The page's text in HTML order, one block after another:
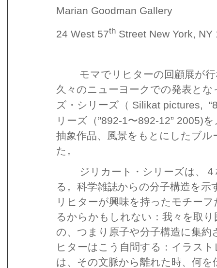
Marian Goodman Gallery
24 West 57th Street New York, NY
モマでリヒターの回顧展が
久々のニューヨークでの発表と
ズ・シリーズ（ Silikat pictures,
リーズ（”892-1〜892-12” 2005)を
抽象作品、風景をもとにしたブ
た。
ジリカート・シリーズは、
る。科学雑誌からの分子構造を
リヒターが興味を持ったモチー
るからかもしれない：我々を取
の、つまり原子や分子構造に集
ヒターはこう自問する：イラス
は、その文脈から離れた時、何